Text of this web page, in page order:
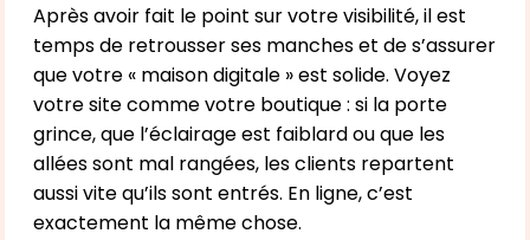
Après avoir fait le point sur votre visibilité, il est
temps de retrousser ses manches et de s’assurer
que votre « maison digitale » est solide. Voyez
votre site comme votre boutique : si la porte
grince, que l’éclairage est faiblard ou que les
allées sont mal rangées, les clients repartent
aussi vite qu’ils sont entrés. En ligne, c’est
exactement la même chose.